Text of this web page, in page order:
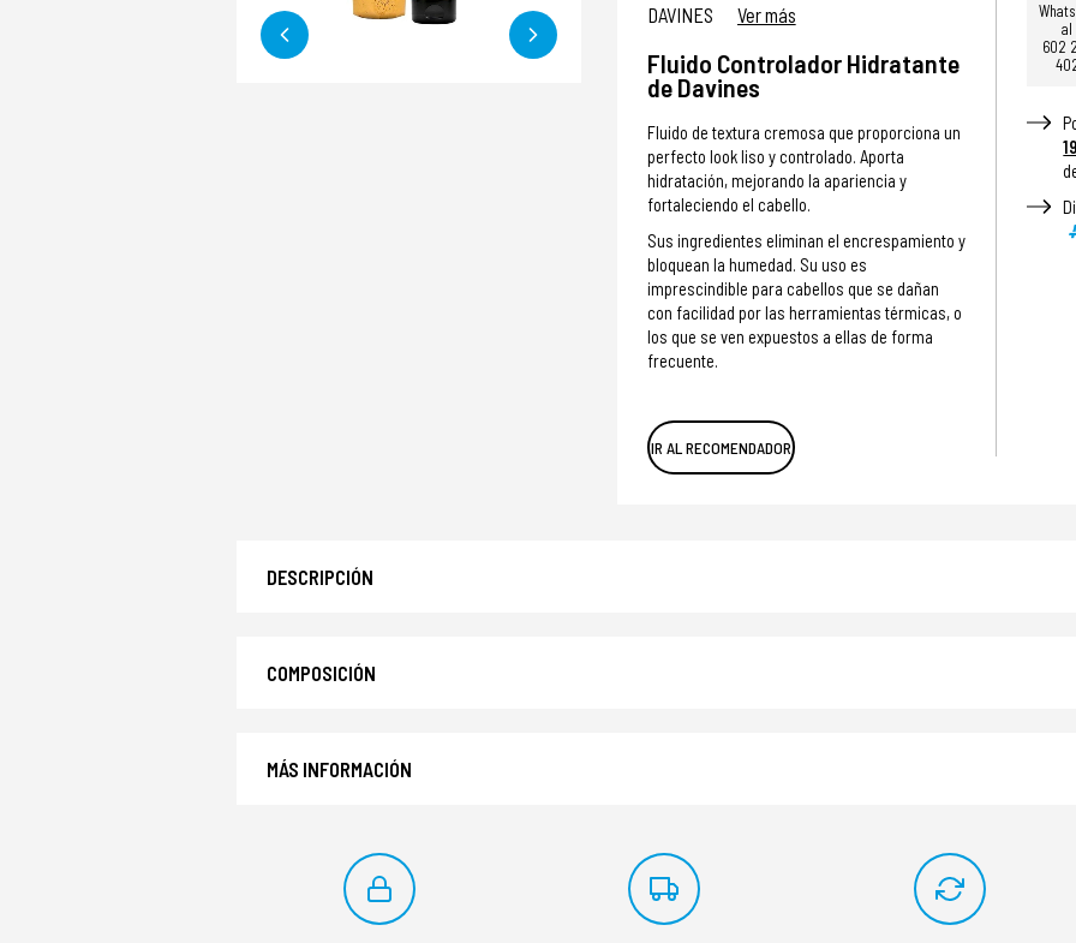
DAVINES Ver más
Fluido Controlador Hidratante
de Davines
Fluido de textura cremosa que proporciona un
perfecto look liso y controlado. Aporta
hidratación, mejorando la apariencia y
fortaleciendo el cabello.
Sus ingredientes eliminan el encrespamiento y
bloquean la humedad. Su uso es
imprescindible para cabellos que se dañan
con facilidad por las herramientas térmicas, o
los que se ven expuestos a ellas de forma
frecuente.
IR AL RECOMENDADOR
al
602
DESCRIPCIÓN
COMPOSICIÓN
MÁS INFORMACIÓN